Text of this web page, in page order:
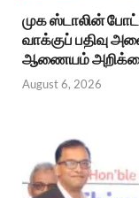
முக ஸ்டாலின்
வாக்குப் பதிவு
ஆணையம் அறிக்கை
August 6, 2026